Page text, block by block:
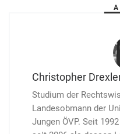
Christopher
Studium der
Landes­ob­mann der
Jungen ÖVP. Seit